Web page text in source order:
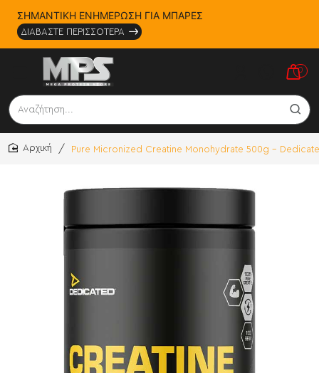
ΣΗΜΑΝΤΙΚΗ ΕΝΗΜΕΡΩΣΗ ΓΙΑ ΜΠΑΡΕΣ
ΔΙΑΒΑΣΤΕ ΠΕΡΙΣΣΟΤΕΡΑ
0
Αναζήτηση...
Pure Micronized Creatine Monohydrate 500g -